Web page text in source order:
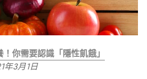
你需要認識「隱性飢餓」
年3月1日